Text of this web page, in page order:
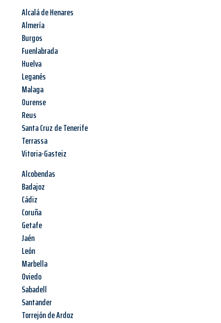
Alcalá de Henares
Almería
Burgos
Fuenlabrada
Huelva
Leganés
Malaga
Ourense
Reus
Santa Cruz de Tenerife
Terrassa
Vitoria-Gasteiz
Alcobendas
Badajoz
Cádiz
Coruña
Getafe
Jaén
León
Marbella
Oviedo
Sabadell
Santander
Torrejón de Ardoz